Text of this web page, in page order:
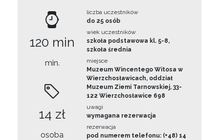
120 min
min.
14 zł
osoba
liczba uczestników
do 25 osób
wiek uczestników
szkoła podstawowa kl. 5-8,
szkoła średnia
miejsce
Muzeum Wincentego Witosa w
Wierzchosławicach, oddział
Muzeum Ziemi Tarnowskiej, 33-
122 Wierzchosławice 698
uwagi
wymagana rezerwacja
rezerwacja
pod numerem telefonu: (+48) 14